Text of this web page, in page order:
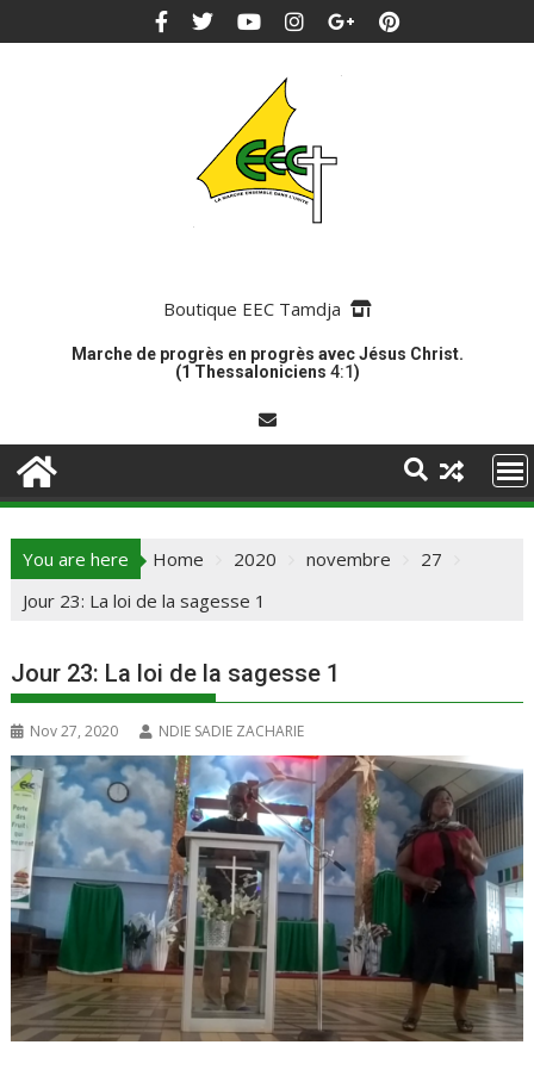
Boutique EEC Tamdja
Marche de progrès en progrès avec Jésus Christ.
(1 Thessaloniciens 4:1)
You are here Home 2020 novembre
27
Jour 23: La loi de la sagesse 1
Jour 23: La loi de la sagesse 1
Nov 27, 2020 NDIE SADIE ZACHARIE